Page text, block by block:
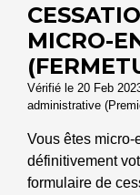
MICRO-
Vérifié le 20 Feb
administrative
Vous êtes
définitivement
formulaire de